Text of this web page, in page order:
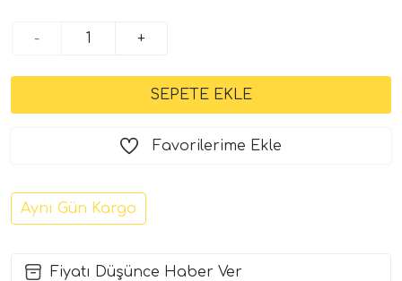
- +
Favorilerime Ekle
Aynı Gün Kargo
Fiyatı Düşünce Haber Ver